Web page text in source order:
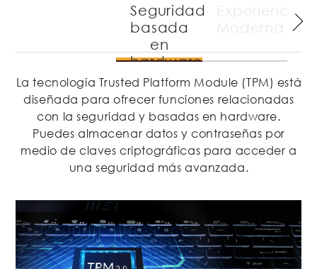
Seguridad
basada
en
hardware
Experiencia
La tecnología Trusted Platform Module (TPM) está
diseñada para ofrecer funciones relacionadas
con la seguridad y basadas en hardware.
Puedes almacenar datos y contraseñas por
medio de claves criptográficas para acceder a
una seguridad más avanzada.